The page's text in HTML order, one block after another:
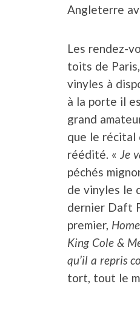
Angleterre
Les rendez-
toits de
vinyles à
à la porte il
grand
que le récital
réédité. « Je
péchés
de vinyles le
dernier Daft
premier,
King Cole &
qu’il a repris
tort, tout le